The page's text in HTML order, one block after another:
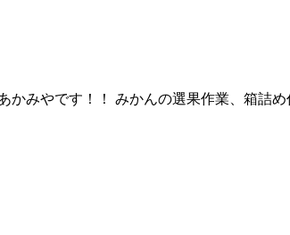
かみやです！！ みかんの選果作業、箱